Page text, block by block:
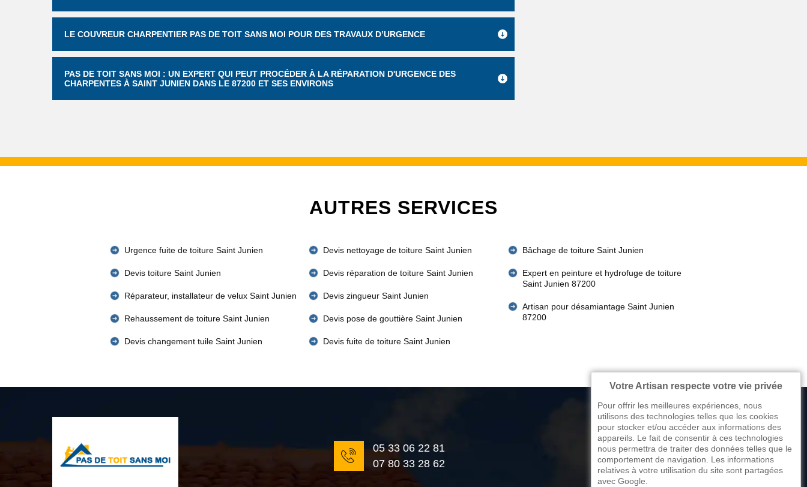
LE COUVREUR CHARPENTIER PAS DE TOIT SANS MOI POUR DES TRAVAUX D’URGENCE
PAS DE TOIT SANS MOI : UN EXPERT QUI PEUT PROCÉDER À LA RÉPARATION D'URGENCE DES
CHARPENTES À SAINT JUNIEN DANS LE 87200 ET SES ENVIRONS
AUTRES SERVICES
Urgence fuite de toiture Saint Junien
Devis toiture Saint Junien
Réparateur, installateur de velux Saint Junien
Rehaussement de toiture Saint Junien
Devis changement tuile Saint Junien
Devis nettoyage de toiture Saint Junien
Devis réparation de toiture Saint Junien
Devis zingueur Saint Junien
Devis pose de gouttière Saint Junien
Devis fuite de toiture Saint Junien
Bâchage de toiture Saint Junien
Expert en peinture et hydrofuge de toiture
Saint Junien 87200
Artisan pour désamiantage Saint Junien
87200
05 33 06 22 81
07 80 33 28 62
176 avenue de Limoges
87270 Couzeix
Votre Artisan respecte votre vie privée
Pour offrir les meilleures expériences, nous
utilisons des technologies telles que les cookies
pour stocker et/ou accéder aux informations des
appareils. Le fait de consentir à ces technologies
nous permettra de traiter des données telles que le
comportement de navigation. Les informations
relatives à votre utilisation du site sont partagées
avec Google.